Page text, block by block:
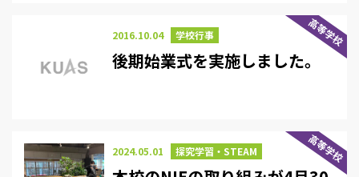
高等学校
2016.10.04 学校行事
後期始業式を実施しました。
高等学校
2024.05.01 探究学習・STEAM